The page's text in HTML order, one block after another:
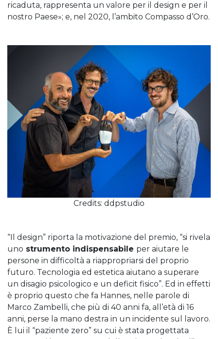
ricaduta, rappresenta un valore per il design e per il
nostro Paese»; e, nel 2020, l’ambito Compasso d’Oro.
Credits: ddpstudio
“Il design” riporta la motivazione del premio, “si rivela
uno strumento indispensabile per aiutare le
persone in difficoltà a riappropriarsi del proprio
futuro. Tecnologia ed estetica aiutano a superare
un disagio psicologico e un deficit fisico”. Ed in effetti
è proprio questo che fa Hannes, nelle parole di
Marco Zambelli, che più di 40 anni fa, all’età di 16
anni, perse la mano destra in un incidente sul lavoro.
È lui il “paziente zero” su cui è stata progettata